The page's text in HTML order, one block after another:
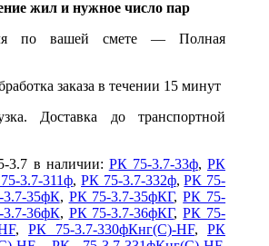
жил и нужное число пар
по вашей смете — Полная
заказа в течении 15 минут
Доставка до транспортной
3.7 в наличии: РК 75-3.7-33ф, РК
3.7-311ф,РК 75-3.7-332ф,РК 75-
35фК, РК 75-3.7-35фКГ,РК 75-
36фК, РК 75-3.7-36фКГ,РК 75-
, РК 75-3.7-330фКнг(С)-HF, РК